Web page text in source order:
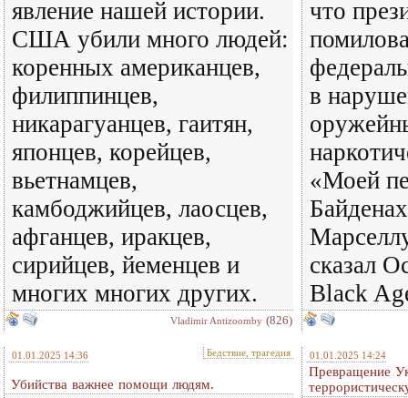
явление нашей истории.
США убили много людей:
коренных американцев,
филиппинцев,
никарагуанцев, гаитян,
японцев, корейцев,
вьетнамцев,
камбоджийцев, лаосцев,
афганцев, иракцев,
сирийцев, йеменцев и
многих многих других.
Vladimir Antizoomby (826)
что
в
«Моей
сказал
Black
01.01.2025 14:36 Бедствие, трагедия
Убийства важнее помощи людям.
01.01.2025 14:24
Превращение